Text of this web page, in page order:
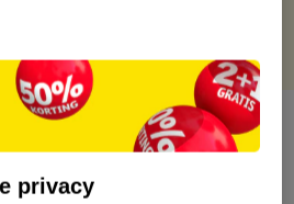
privacy